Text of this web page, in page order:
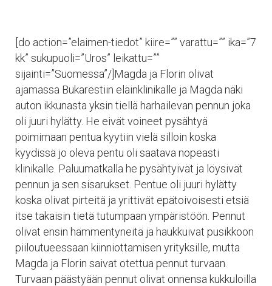
[do action=”elaimen-tiedot” kiire=”” varattu=”” ika=”7
kk” sukupuoli=”Uros” leikattu=””
sijainti=”Suomessa”/]Magda ja Florin olivat
ajamassa Bukarestiin eläinklinikalle ja Magda näki
auton ikkunasta yksin tiellä harhailevan pennun joka
oli juuri hylätty. He eivät voineet pysähtyä
poimimaan pentua kyytiin vielä silloin koska
kyydissä jo oleva pentu oli saatava nopeasti
klinikalle. Paluumatkalla he pysähtyivät ja löysivät
pennun ja sen sisarukset. Pentue oli juuri hylätty
koska olivat pirteitä ja yrittivät epätoivoisesti etsiä
itse takaisin tietä tutumpaan ympäristöön. Pennut
olivat ensin hämmentyneitä ja haukkuivat pusikkoon
piiloutueessaan kiinniottamisen yrityksille, mutta
Magda ja Florin saivat otettua pennut turvaan.
Turvaan päästyään pennut olivat onnensa kukkuloilla